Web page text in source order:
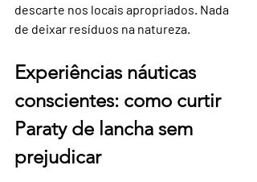
descarte nos locais apropriados. Nada
de deixar resíduos na natureza.
Experiências náuticas
conscientes: como curtir
Paraty de lancha sem
prejudicar